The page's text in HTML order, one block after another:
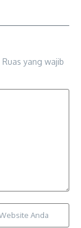
Ruas yang wajib